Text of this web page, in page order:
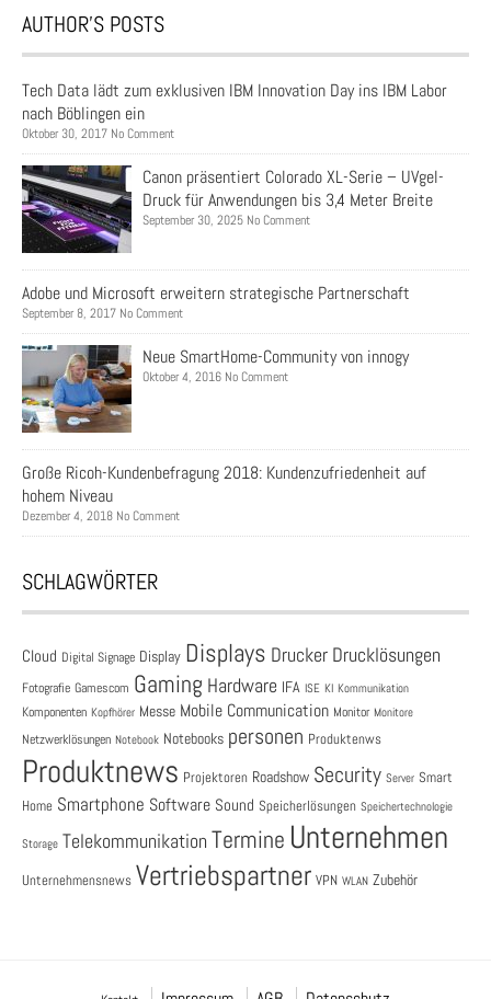
AUTHOR’S POSTS
Tech Data lädt zum exklusiven IBM Innovation Day ins IBM Labor
nach Böblingen ein
Oktober 30, 2017 No Comment
Canon präsentiert Colorado XL-Serie – UVgel-
Druck für Anwendungen bis 3,4 Meter Breite
September 30, 2025 No Comment
Adobe und Microsoft erweitern strategische Partnerschaft
September 8, 2017 No Comment
Neue SmartHome-Community von innogy
Oktober 4, 2016 No Comment
Große Ricoh-Kundenbefragung 2018: Kundenzufriedenheit auf
hohem Niveau
Dezember 4, 2018 No Comment
SCHLAGWÖRTER
Cloud Digital Signage Display Displays Drucker Drucklösungen
Fotografie Gamescom Gaming Hardware IFA ISE KI Kommunikation
Komponenten Kopfhörer Messe Mobile Communication Monitor Monitore
Netzwerklösungen Notebook Notebooks personen Produktenws
Produktnews Projektoren Roadshow Security Server Smart
Home Smartphone Software Sound Speicherlösungen Speichertechnologie
Storage Telekommunikation Termine Unternehmen
Unternehmensnews Vertriebspartner VPN WLAN Zubehör